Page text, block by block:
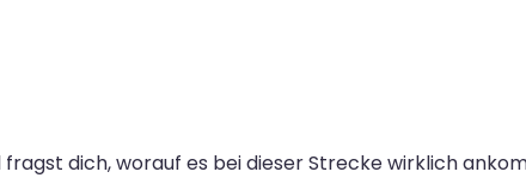
dich, worauf es bei dieser Strecke wirklich